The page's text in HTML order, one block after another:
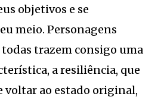
objetivos e se
meio. Personagens
trazem consigo uma
a resiliência, que
voltar ao estado original,